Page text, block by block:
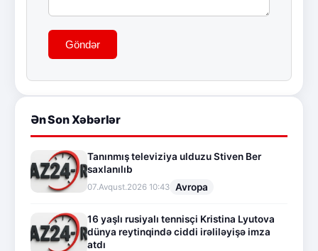
Göndər
Ən Son Xəbərlər
Tanınmış televiziya ulduzu Stiven Ber
saxlanılıb
07.Avqust.2026 10:43 Avropa
16 yaşlı rusiyalı tennisçi Kristina Lyutova
dünya reytinqində ciddi irəliləyişə imza
atdı